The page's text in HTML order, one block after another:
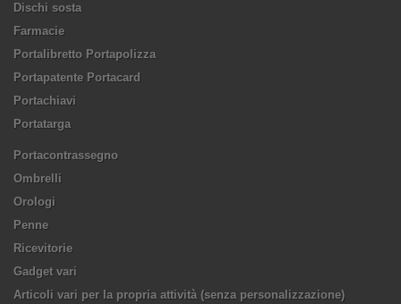
Dischi sosta
Farmacie
Portalibretto Portapolizza
Portapatente Portacard
Portachiavi
Portatarga
Portacontrassegno
Ombrelli
Orologi
Penne
Ricevitorie
Gadget vari
Articoli vari per la propria attività (senza personalizzazione)